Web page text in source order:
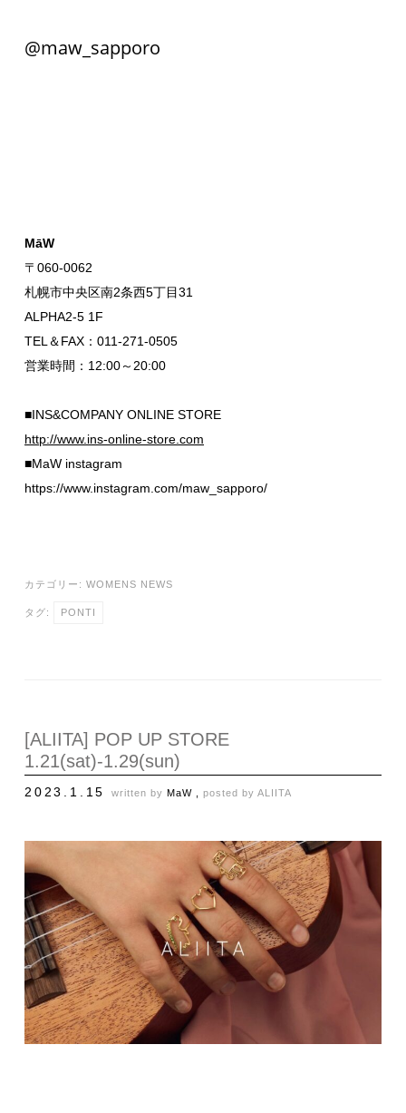
@maw_sapporo
MāW
〒060-0062
札幌市中央区南2条西5丁目31
ALPHA2-5 1F
TEL＆FAX：011-271-0505
営業時間：12:00～20:00
■INS&COMPANY ONLINE STORE
http://www.ins-online-store.com
■MaW instagram
https://www.instagram.com/maw_sapporo/
カテゴリー: WOMENS NEWS
タグ: PONTI
[ALIITA] POP UP STORE
1.21(sat)-1.29(sun)
2023.1.15 written by MaW , posted by ALIITA